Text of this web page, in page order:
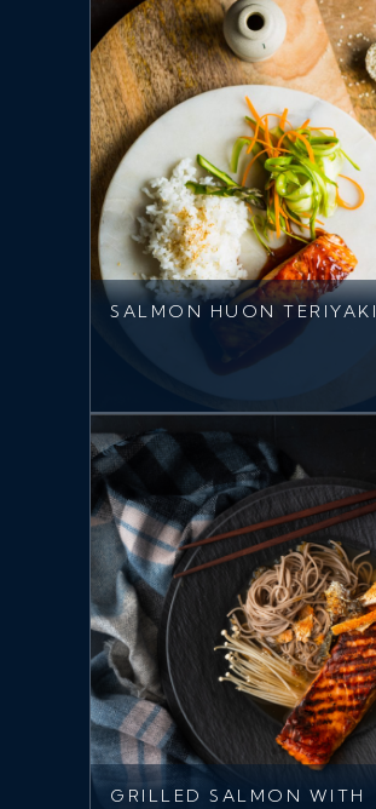
SALMON HUON TERIYAKI
GRILLED SALMON WITH